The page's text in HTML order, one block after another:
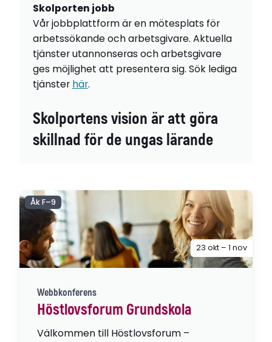
Skolporten jobb
Vår jobbplattform är en mötesplats för
arbetssökande och arbetsgivare. Aktuella
tjänster utannonseras och arbetsgivare
ges möjlighet att presentera sig. Sök lediga
tjänster här.
Skolportens vision är att göra
skillnad för de ungas lärande
Webbkonferens
Höstlovsforum Grundskola
Välkommen till Höstlovsforum –
Åk F–9
23 okt – 1 nov